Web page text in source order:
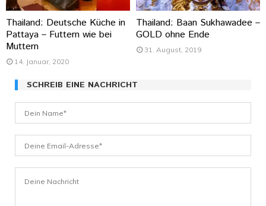
Thailand: Deutsche Küche in
Pattaya – Futtern wie bei
Muttern
14. Januar, 2020
Thailand: Baan Sukhawadee –
GOLD ohne Ende
31. August, 2019
SCHREIB EINE NACHRICHT